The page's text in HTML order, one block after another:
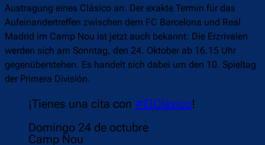
Austragung eines Clásico an. Der exakte Termin für das
Aufeinandertreffen zwischen dem FC Barcelona und Real
Madrid im Camp Nou ist jetzt auch bekannt: Die Erzrivalen
werden sich am Sonntag, den 24. Oktober ab 16.15 Uhr
gegenüberstehen. Es handelt sich dabei um den 10. Spieltag
der Primera División.
¡Tienes una cita con #ElClásico!
Domingo 24 de octubre
Camp Nou